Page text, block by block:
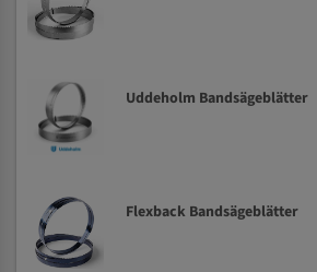
Uddeholm Bandsägeblätter
Flexback Bandsägeblätter